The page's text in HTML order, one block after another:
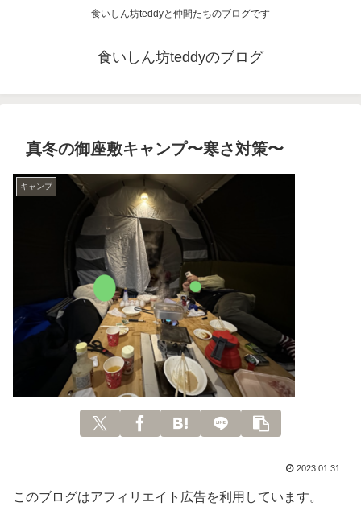
食いしん坊teddyと仲間たちのブログです
食いしん坊teddyのブログ
真冬の御座敷キャンプ〜寒さ対策〜
キャンプ
2023.01.31
このブログはアフィリエイト広告を利用しています。